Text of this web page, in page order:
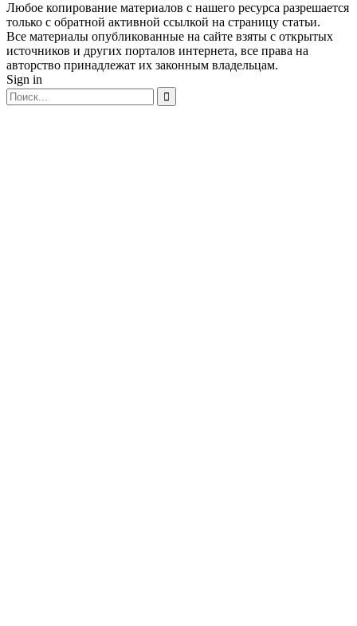
Любое копирование материалов с нашего ресурса разрешается
только с обратной активной ссылкой на страницу статьи.
Все материалы опубликованные на сайте взяты с открытых
источников и других порталов интернета, все права на
авторство принадлежат их законным владельцам.
Sign in